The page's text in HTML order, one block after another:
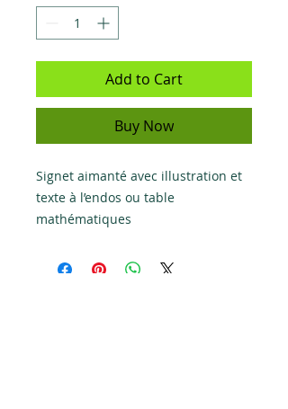
Add to Cart
Buy Now
Signet aimanté avec illustration et
texte à l’endos ou table
mathématiques